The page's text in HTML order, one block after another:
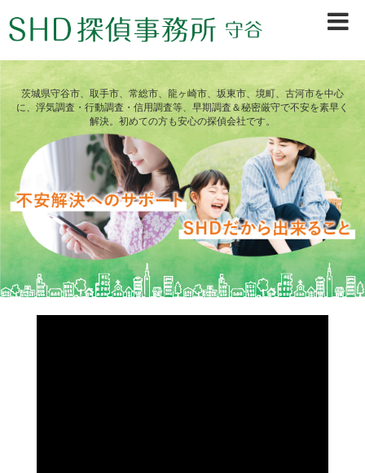
茨城県守谷市、取手市、常総市、龍ヶ崎市、坂東市、境町、古河市を中心
に、浮気調査・行動調査・信用調査等、早期調査＆秘密厳守で不安を素早く
解決。初めての方も安心の探偵会社です。